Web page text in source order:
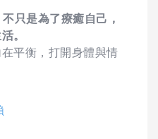
只是為了療癒自己，
。
平衡，打開身體與情